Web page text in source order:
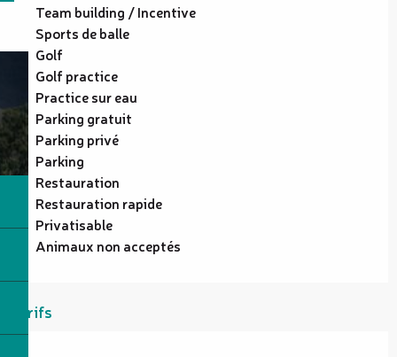
Team building / Incentive
Sports de balle
Golf
Golf practice
Practice sur eau
Parking gratuit
Parking privé
Parking
Restauration
Restauration rapide
Privatisable
Animaux non acceptés
Tarifs